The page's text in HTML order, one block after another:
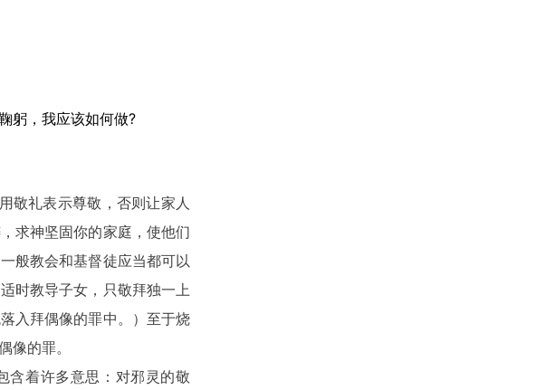
躬，我应该如何做?
敬礼表示尊敬，否则让家人
求神坚固你的家庭，使他们
般教会和基督徒应当都可以
时教导子女，只敬拜独一上
入拜偶像的罪中。）至于烧
像的罪。
含着许多意思：对邪灵的敬